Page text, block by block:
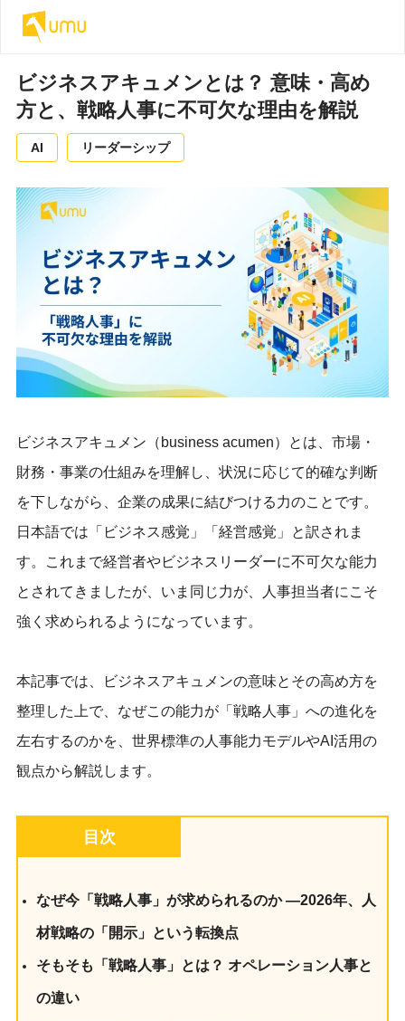
ビジネスアキュメンとは？ 意味・高め
方と、戦略人事に不可欠な理由を解説
AI リーダーシップ
ビジネスアキュメン（business acumen）とは、市場・
財務・事業の仕組みを理解し、状況に応じて的確な判断
を下しながら、企業の成果に結びつける力のことです。
日本語では「ビジネス感覚」「経営感覚」と訳されま
す。これまで経営者やビジネスリーダーに不可欠な能力
とされてきましたが、いま同じ力が、人事担当者にこそ
強く求められるようになっています。
本記事では、ビジネスアキュメンの意味とその高め方を
整理した上で、なぜこの能力が「戦略人事」への進化を
左右するのかを、世界標準の人事能力モデルやAI活用の
観点から解説します。
目次
なぜ今「戦略人事」が求められるのか —2026年、人
材戦略の「開示」という転換点
そもそも「戦略人事」とは？ オペレーション人事と
の違い